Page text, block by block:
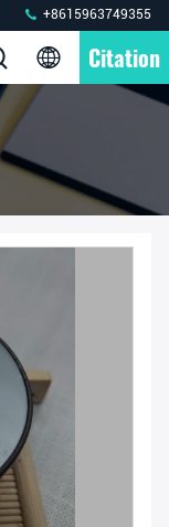
+8615963749355
Citation